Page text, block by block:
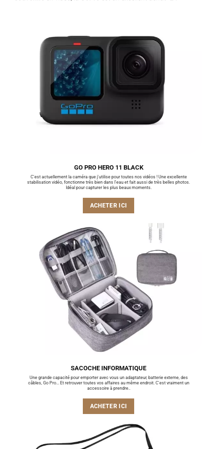
GO PRO HERO 11 BLACK
C'est actuellement la caméra que j'utilise pour toutes nos vidéos ! Une excellente
stabilisation vidéo, fonctionne très bien dans l'eau et fait aussi de très belles photos.
Idéal pour capturer les plus beaux moments.
ACHETER ICI
SACOCHE INFORMATIQUE
Une grande capacité pour emporter avec vous un adaptateur, batterie externe, des
câbles, Go Pro... Et retrouver toutes vos affaires au même endroit. C'est vraiment un
accessoire à prendre..
ACHETER ICI